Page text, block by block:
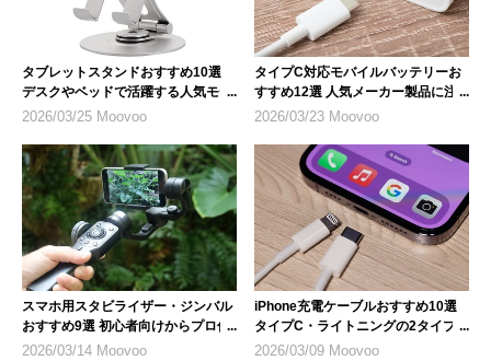
タブレットスタンドおすすめ10選
デスクやベッドで活躍する人気モデ
ル
2026/03/25 Moovoo
タイプC対応モバイルバッテリーお
すすめ12選 人気メーカー製品に注
目
2026/03/23 Moovoo
スマホ用スタビライザー・ジンバル
おすすめ9選 初心者向けからプロ仕
様まで
2026/03/14 Moovoo
iPhone充電ケーブルおすすめ10選
タイプC・ライトニングの2タイプ
を紹介
2026/03/09 Moovoo